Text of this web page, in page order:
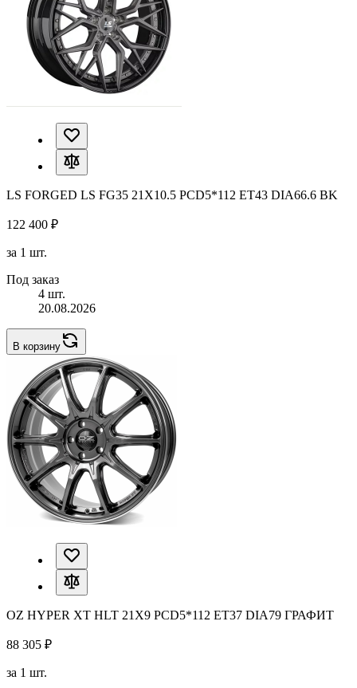
LS FORGED LS FG35 21X10.5 PCD5*112 ET43 DIA66.6 BK
122 400 ₽
за 1 шт.
Под заказ
4 шт.
20.08.2026
В корзину
OZ HYPER XT HLT 21X9 PCD5*112 ET37 DIA79 ГРАФИТ
88 305 ₽
за 1 шт.